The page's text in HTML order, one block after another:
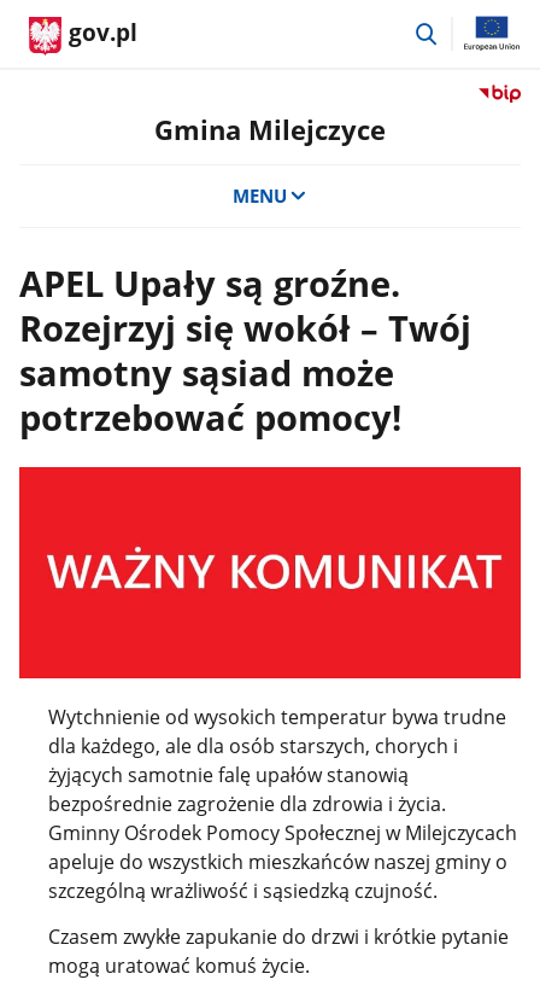
gov.pl
przejdź
Przejdź
Gmina Milejczyce
MENU
APEL Upały są groźne.
Rozejrzyj się wokół – Twój
samotny sąsiad może
potrzebować pomocy!
Wytchnienie od wysokich temperatur bywa trudne
dla każdego, ale dla osób starszych, chorych i
żyjących samotnie falę upałów stanowią
bezpośrednie zagrożenie dla zdrowia i życia.
Gminny Ośrodek Pomocy Społecznej w Milejczycach
apeluje do wszystkich mieszkańców naszej gminy o
szczególną wrażliwość i sąsiedzką czujność.
Czasem zwykłe zapukanie do drzwi i krótkie pytanie
mogą uratować komuś życie.